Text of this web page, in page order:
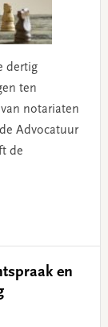
dertig
ten
notariaten
Advocatuur
de
en